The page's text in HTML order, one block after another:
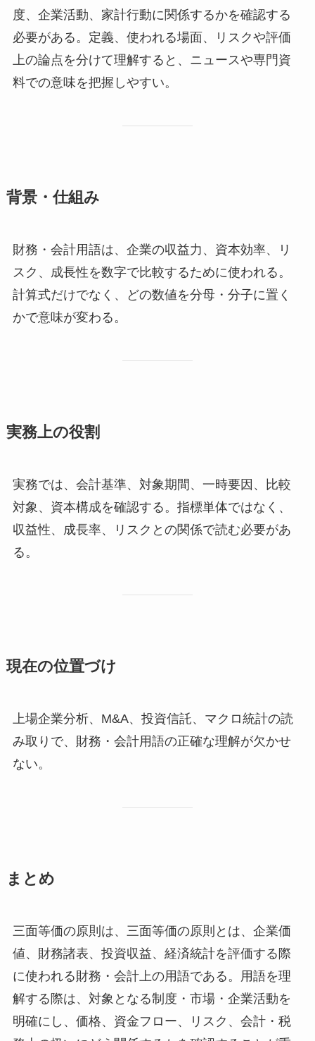
度、企業活動、家計行動に関係するかを確認する
必要がある。定義、使われる場面、リスクや評価
上の論点を分けて理解すると、ニュースや専門資
料での意味を把握しやすい。
背景・仕組み
財務・会計用語は、企業の収益力、資本効率、リ
スク、成長性を数字で比較するために使われる。
計算式だけでなく、どの数値を分母・分子に置く
かで意味が変わる。
実務上の役割
実務では、会計基準、対象期間、一時要因、比較
対象、資本構成を確認する。指標単体ではなく、
収益性、成長率、リスクとの関係で読む必要があ
る。
現在の位置づけ
上場企業分析、M&A、投資信託、マクロ統計の読
み取りで、財務・会計用語の正確な理解が欠かせ
ない。
まとめ
三面等価の原則は、三面等価の原則とは、企業価
値、財務諸表、投資収益、経済統計を評価する際
に使われる財務・会計上の用語である。用語を理
解する際は、対象となる制度・市場・企業活動を
明確にし、価格、資金フロー、リスク、会計・税